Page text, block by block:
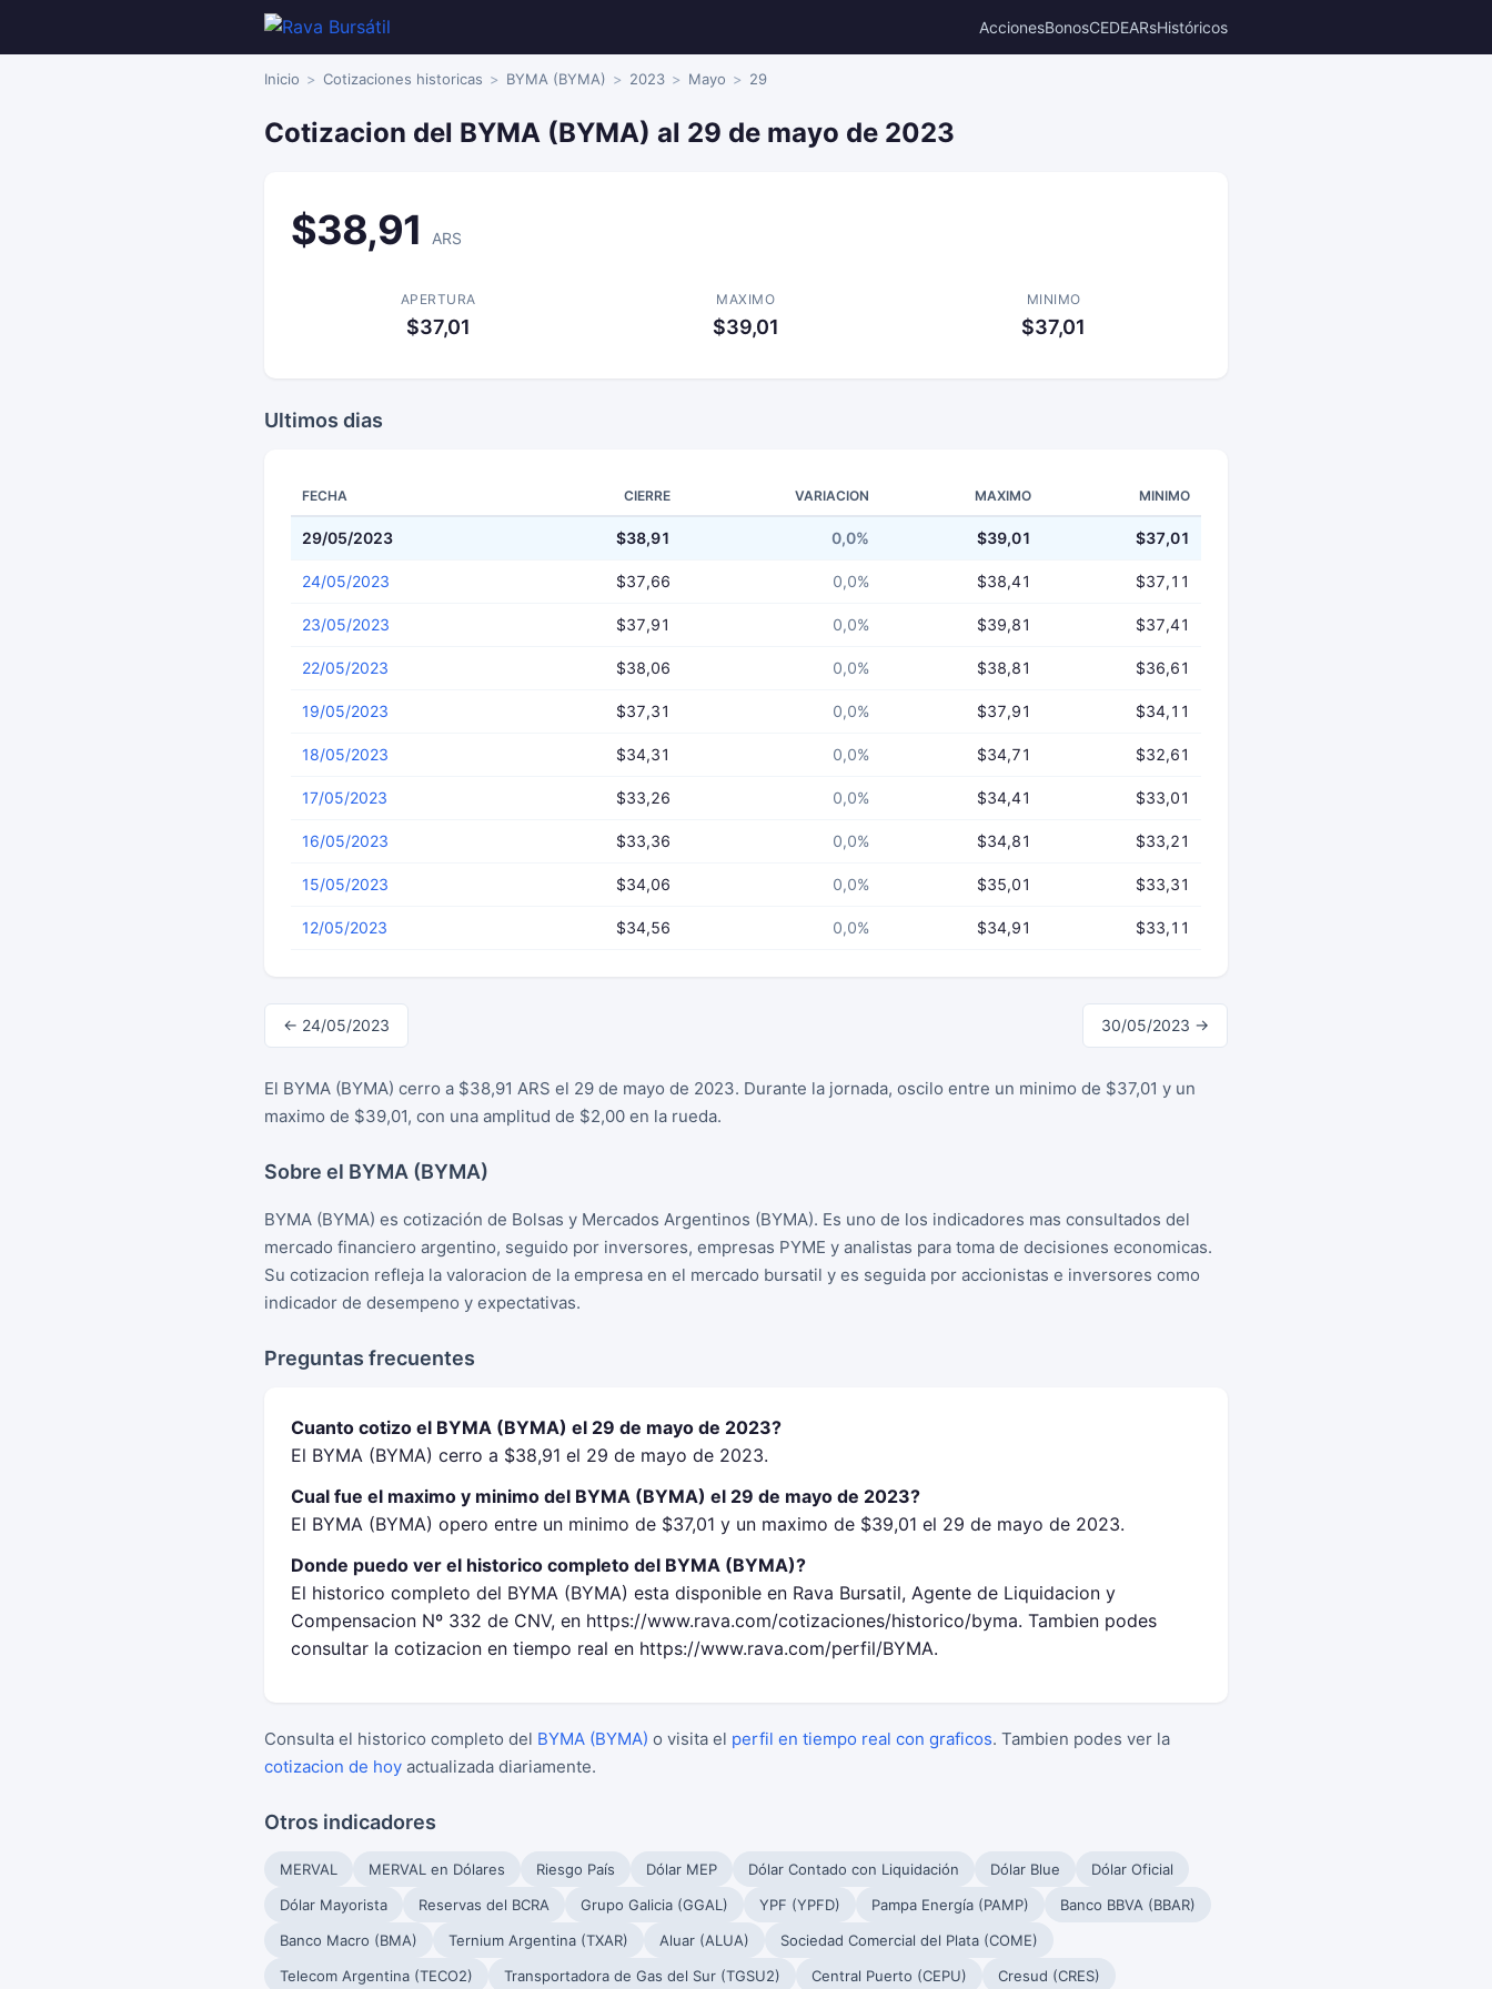
AccionesBonosCEDEARsHistóricos
Inicio Cotizaciones historicas BYMA (BYMA) 2023 Mayo 29
Cotizacion del BYMA (BYMA) al 29 de mayo de 2023
$38,91 ARS
APERTURA
$37,01
MAXIMO
$39,01
MINIMO
$37,01
Ultimos dias
FECHA CIERRE VARIACION MAXIMO MINIMO
29/05/2023 $38,91 0,0% $39,01 $37,01
24/05/2023 $37,66 0,0% $38,41 $37,11
23/05/2023 $37,91 0,0% $39,81 $37,41
22/05/2023 $38,06 0,0% $38,81 $36,61
19/05/2023 $37,31 0,0% $37,91 $34,11
18/05/2023 $34,31 0,0% $34,71 $32,61
17/05/2023 $33,26 0,0% $34,41 $33,01
16/05/2023 $33,36 0,0% $34,81 $33,21
15/05/2023 $34,06 0,0% $35,01 $33,31
12/05/2023 $34,56 0,0% $34,91 $33,11
← 24/05/2023 30/05/2023 →
El BYMA (BYMA) cerro a $38,91 ARS el 29 de mayo de 2023. Durante la jornada, oscilo entre un minimo de $37,01 y un
maximo de $39,01, con una amplitud de $2,00 en la rueda.
Sobre el BYMA (BYMA)
BYMA (BYMA) es cotización de Bolsas y Mercados Argentinos (BYMA). Es uno de los indicadores mas consultados del
mercado financiero argentino, seguido por inversores, empresas PYME y analistas para toma de decisiones economicas.
Su cotizacion refleja la valoracion de la empresa en el mercado bursatil y es seguida por accionistas e inversores como
indicador de desempeno y expectativas.
Preguntas frecuentes
Cuanto cotizo el BYMA (BYMA) el 29 de mayo de 2023?
El BYMA (BYMA) cerro a $38,91 el 29 de mayo de 2023.
Cual fue el maximo y minimo del BYMA (BYMA) el 29 de mayo de 2023?
El BYMA (BYMA) opero entre un minimo de $37,01 y un maximo de $39,01 el 29 de mayo de 2023.
Donde puedo ver el historico completo del BYMA (BYMA)?
El historico completo del BYMA (BYMA) esta disponible en Rava Bursatil, Agente de Liquidacion y
Compensacion Nº 332 de CNV, en https://www.rava.com/cotizaciones/historico/byma. Tambien podes
consultar la cotizacion en tiempo real en https://www.rava.com/perfil/BYMA.
Consulta el historico completo del BYMA (BYMA) o visita el perfil en tiempo real con graficos. Tambien podes ver la
cotizacion de hoy actualizada diariamente.
Otros indicadores
MERVAL MERVAL en Dólares Riesgo País Dólar MEP Dólar Contado con Liquidación Dólar Blue
Dólar Oficial
Dólar Mayorista
Reservas del BCRA Grupo Galicia (GGAL) YPF (YPFD) Pampa Energía (PAMP)
Banco BBVA (BBAR)
Banco Macro (BMA)
Ternium Argentina (TXAR) Aluar (ALUA)
Sociedad Comercial del Plata (COME)
Telecom Argentina (TECO2)
Transportadora de Gas del Sur (TGSU2) Central Puerto (CEPU) Cresud (CRES)